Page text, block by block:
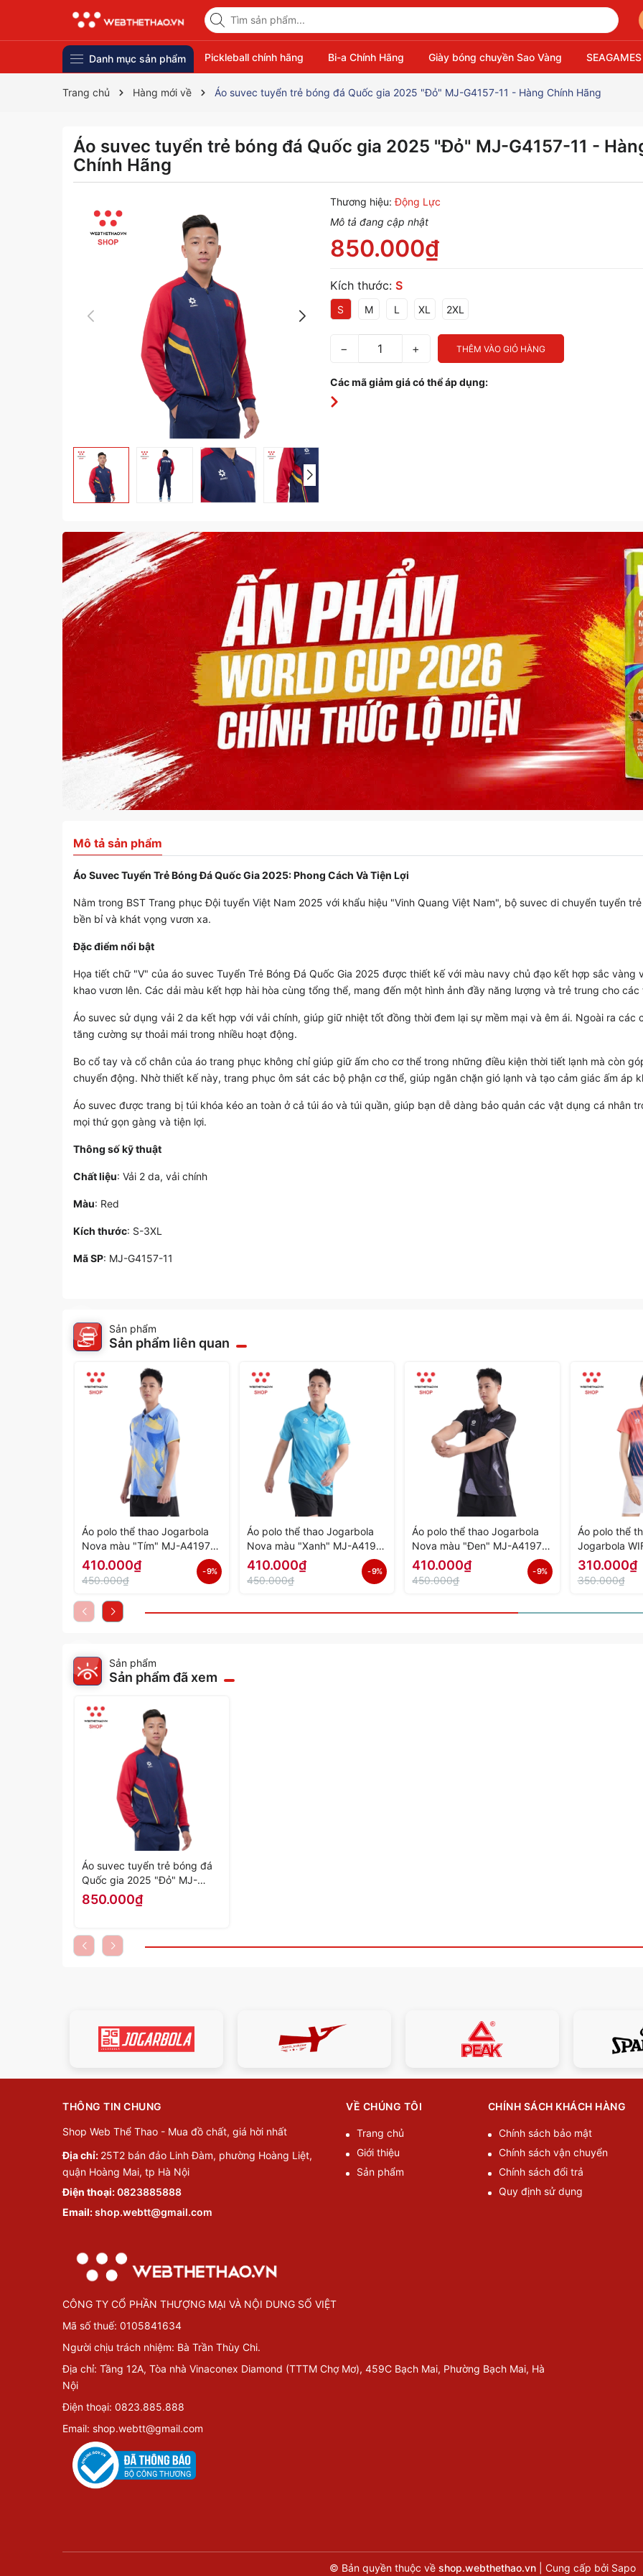
Danh mục sản phẩm Pickleball chính hãng Bi-a Chính Hãng Giày bóng chuyền Sao Vàng
Trang chủ Hàng mới về Áo suvec tuyển trẻ bóng đá Quốc gia 2025 "Đỏ" MJ-G4157-11 - Hàng Chính Hãng
Áo suvec tuyển trẻ bóng đá Quốc gia 2025 "Đỏ" MJ-G4157-11 -
Chính Hãng
Thương hiệu: Động Lực
Mô tả đang cập nhật
850.000₫
Kích thước: S
S M L XL 2XL
− + THÊM VÀO GIỎ HÀNG
Các mã giảm giá có thể áp dụng:
Mô tả sản phẩm
Áo Suvec Tuyển Trẻ Bóng Đá Quốc Gia 2025: Phong Cách Và Tiện Lợi
Nằm trong BST Trang phục Đội tuyển Việt Nam 2025 với khẩu hiệu "Vinh Quang Việt Nam", bộ suvec di chuyển tuyển
bền bỉ và khát vọng vươn xa.
Đặc điểm nổi bật
Họa tiết chữ "V" của áo suvec Tuyển Trẻ Bóng Đá Quốc Gia 2025 được thiết kế với màu navy chủ đạo kết hợp sắc
khao vươn lên. Các dải màu kết hợp hài hòa cùng tổng thể, mang đến một hình ảnh đầy năng lượng và trẻ trung cho các
Áo suvec sử dụng vải 2 da kết hợp với vải chính, giúp giữ nhiệt tốt đồng thời đem lại sự mềm mại và êm ái. Ngoài ra
tăng cường sự thoải mái trong nhiều hoạt động.
Bo cổ tay và cổ chân của áo trang phục không chỉ giúp giữ ấm cho cơ thể trong những điều kiện thời tiết lạnh mà còn
chuyển động. Nhờ thiết kế này, trang phục ôm sát các bộ phận cơ thể, giúp ngăn chặn gió lạnh và tạo cảm giác ấm áp
Áo suvec được trang bị túi khóa kéo an toàn ở cả túi áo và túi quần, giúp bạn dễ dàng bảo quản các vật dụng cá nhân
mọi thứ gọn gàng và tiện lợi.
Thông số kỹ thuật
Chất liệu: Vải 2 da, vải chính
Màu: Red
Kích thước: S-3XL
Mã SP: MJ-G4157-11
Sản phẩm
Sản phẩm liên quan
Áo polo thể thao Jogarbola
Nova màu "Tím" MJ-A4197-
04 - Hàng Chính Hãng
410.000₫
450.000₫
- 9%
Áo polo thể thao Jogarbola
Nova màu "Xanh" MJ-A4197-
03 - Hàng Chính Hãng
410.000₫
450.000₫
- 9%
Áo polo thể thao Jogarbola
Nova màu "Đen" MJ-A4197-
02 - Hàng Chính Hãng
410.000₫
450.000₫
- 9%
Áo polo thể
Jogarbola
A4152-02 -
310.000₫
350.000₫
Sản phẩm
Sản phẩm đã xem
Áo suvec tuyển trẻ bóng đá
Quốc gia 2025 "Đỏ" MJ-
G4157-11 - Hàng Chính Hãng
850.000₫
THÔNG TIN CHUNG
Shop Web Thể Thao - Mua đồ chất, giá hời nhất
Địa chỉ: 25T2 bán đảo Linh Đàm, phường Hoàng Liệt,
quận Hoàng Mai, tp Hà Nội
Điện thoại:0823885888
Email:shop.webtt@gmail.com
VỀ CHÚNG TÔI
Trang chủ
Giới thiệu
Sản phẩm
CHÍNH SÁCH KHÁCH HÀNG
Chính sách bảo mật
Chính sách vận chuyển
Chính sách đổi trả
Quy định sử dụng
CÔNG TY CỔ PHẦN THƯỢNG MẠI VÀ NỘI DUNG SỐ VIỆT
Mã số thuế: 0105841634
Người chịu trách nhiệm: Bà Trần Thùy Chi.
Địa chỉ: Tầng 12A, Tòa nhà Vinaconex Diamond (TTTM Chợ Mơ), 459C Bạch Mai, Phường Bạch Mai, Hà
Nội
Điện thoại: 0823.885.888
Email: shop.webtt@gmail.com
© Bản quyền thuộc về shop.webthethao.vn Cung cấp bởi Sapo